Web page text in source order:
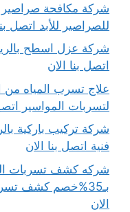
للصراصير للأبد اتصل
اتصل بنا الان
لتسربات المواسير
فنية اتصل بنا الان
شركه كشف تسربات
بـ35%خصم كشف
الان